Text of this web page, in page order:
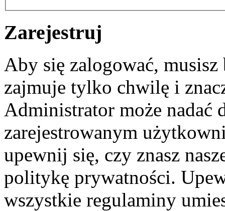
Zarejestruj
Aby się zalogować,
zajmuje tylko chwilę i
Administrator może nadać
zarejestrowanym
upewnij się, czy znasz
politykę prywatności.
wszystkie regulaminy